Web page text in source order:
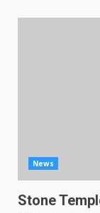
News
Stone